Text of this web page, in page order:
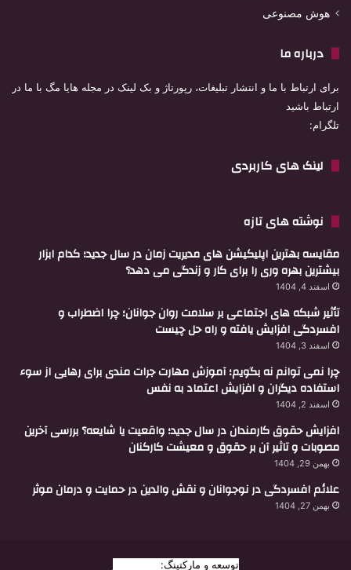
هوش مصنوعی
درباره ما
برای ارتباط با ما و انتشار تبلیغات، رپورتاژ و بک لینک در مجله هایا مگ با ما در
ارتباط باشید
تلگرام:
لینک های کاربردی
نوشته های تازه
مقایسه بهترین اپلیکیشن های مدیریت زمان در سال جدید؛ کدام ابزار
بیشترین بهره وری را برای کار و زندگی می دهد؟
اسفند 4, 1404
تأثیر شبکه های اجتماعی بر سلامت روان جوانان؛ چرا اضطراب و
افسردگی افزایش یافته و راه حل چیست
اسفند 3, 1404
چرا نمی توانم نه بگویم؛ آموزش مهارت جرات مندی برای رهایی از سوء
استفاده دیگران و افزایش اعتماد به نفس
اسفند 2, 1404
افزایش حقوق کارمندان در سال جدید؛ واقعیت یا شایعه؟ بررسی آخرین
مصوبات و تاثیر آن بر حقوق و معیشت کارکنان
بهمن 29, 1404
علائم افسردگی در نوجوانان و نقش والدین در حمایت و درمان موثر
بهمن 27, 1404
توسعه و مارکتینگ: